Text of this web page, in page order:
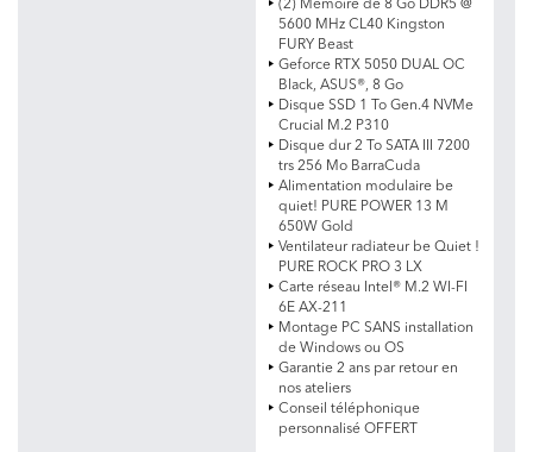
(2) Mémoire de 8 Go DDR5 @
5600 MHz CL40 Kingston
FURY Beast
Geforce RTX 5050 DUAL OC
Black, ASUS®, 8 Go
Disque SSD 1 To Gen.4 NVMe
Crucial M.2 P310
Disque dur 2 To SATA III 7200
trs 256 Mo BarraCuda
Alimentation modulaire be
quiet! PURE POWER 13 M
650W Gold
Ventilateur radiateur be Quiet !
PURE ROCK PRO 3 LX
Carte réseau Intel® M.2 WI-FI
6E AX-211
Montage PC SANS installation
de Windows ou OS
Garantie 2 ans par retour en
nos ateliers
Conseil téléphonique
personnalisé OFFERT